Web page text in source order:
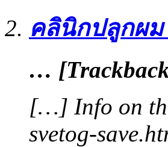
คลินิกปลูกผ
…
[…] Info on
svetog-